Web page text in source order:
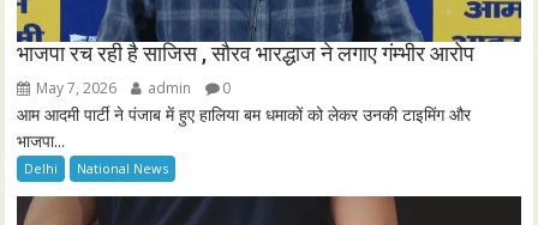
भाजपा रच रही है साजिस , सौरव भारद्धाज ने लगाए गंम्भीर आरोप
May 7, 2026 admin 0
आम आदमी पार्टी ने पंजाब में हुए हालिया बम धमाकों को लेकर उनकी टाइमिंग और
भाजपा...
Delhi National News